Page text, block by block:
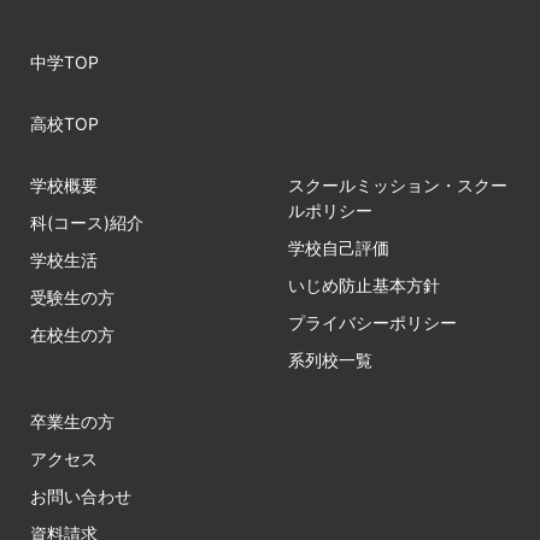
中学TOP
高校TOP
学校概要
科(コース)紹介
学校生活
受験生の方
在校生の方
スクールミッション・スクー
ルポリシー
学校自己評価
いじめ防止基本方針
プライバシーポリシー
系列校一覧
卒業生の方
アクセス
お問い合わせ
資料請求